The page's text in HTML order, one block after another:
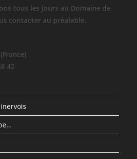
tous les jours au Domaine de
contacter au préalable.
42